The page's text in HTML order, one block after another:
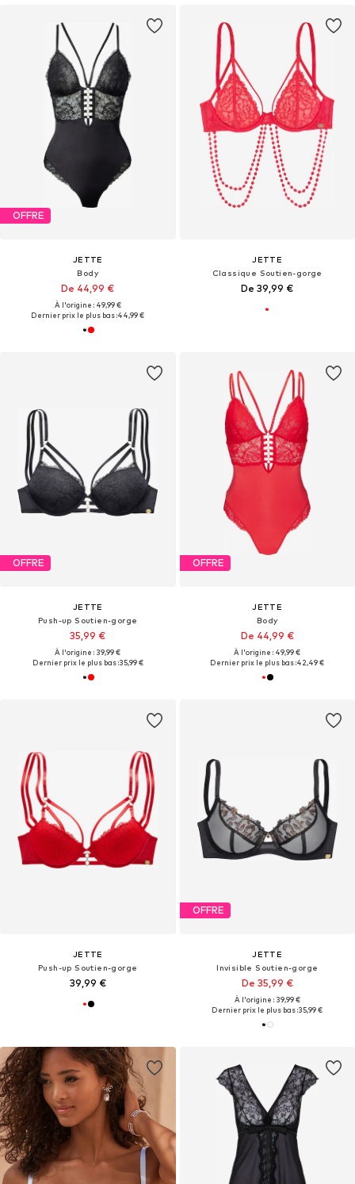
OFFRE
JETTE
Body
De 44,99 €
À l'origine : 49,99 €
Dernier prix le plus bas :44,99 €
JETTE
Classique Soutien-gorge
De 39,99 €
OFFRE
JETTE
Push-up Soutien-gorge
35,99 €
À l'origine : 39,99 €
Dernier prix le plus bas :35,99 €
OFFRE
JETTE
Body
De 44,99 €
À l'origine : 49,99 €
Dernier prix le plus bas :42,49 €
JETTE
Push-up Soutien-gorge
39,99 €
OFFRE
JETTE
Invisible Soutien-gorge
De 35,99 €
À l'origine : 39,99 €
Dernier prix le plus bas :35,99 €